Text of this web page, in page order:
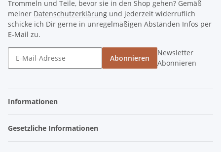
Trommeln und Teile, bevor sie in den Shop gehen? Gemäß
meiner Datenschutzerklärung und jederzeit widerruflich
schicke ich Dir gerne in unregelmäßigen Abständen Infos per
E-Mail zu.
Abonnieren
Newsletter
Abonnieren
Informationen
Gesetzliche Informationen